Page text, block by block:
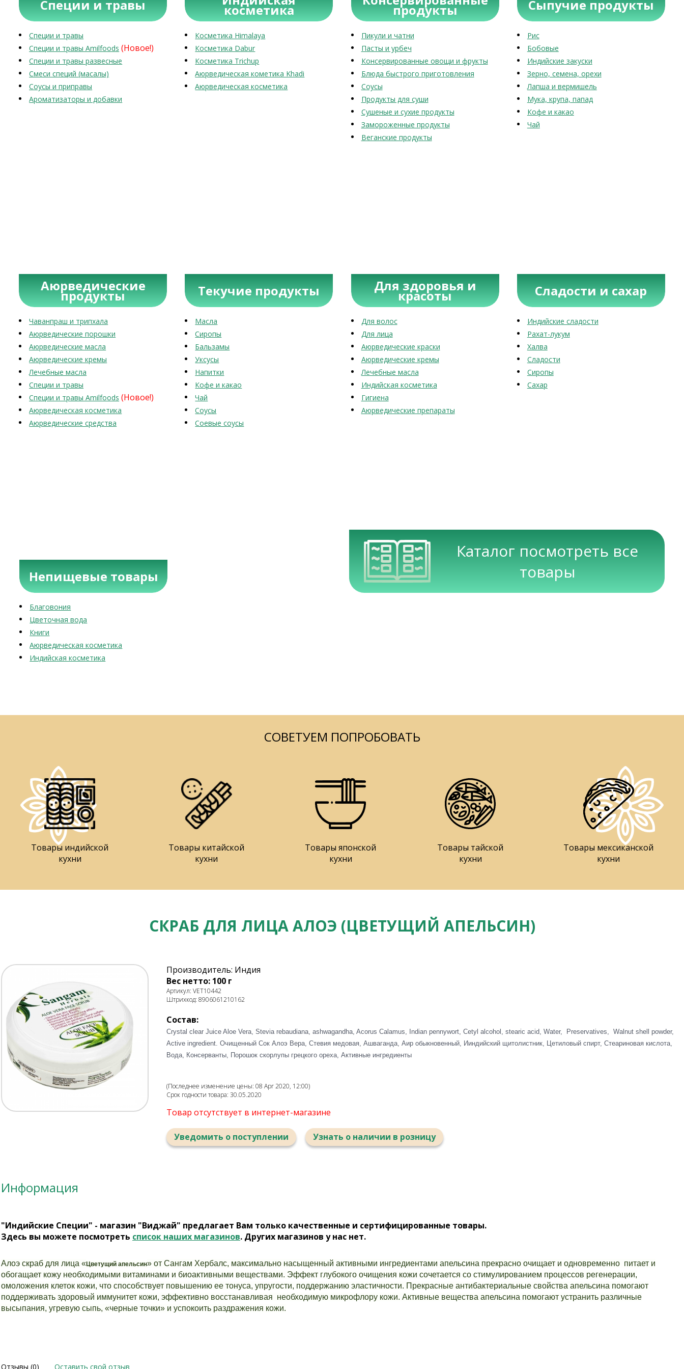
Специи и травы
Специи и травы
Специи и травы Amilfoods (Новое!)
Специи и травы развесные
Смеси специй (масалы)
Соусы и приправы
Ароматизаторы и добавки
косметика
Косметика Himalaya
Косметика Dabur
Косметика Trichup
Аюрведическая кометика Khadi
Аюрведическая косметика
продукты
Пикули и чатни
Пасты и урбеч
Консервированные овощи и фрукты
Блюда быстрого приготовления
Соусы
Продукты для суши
Сушеные и сухие продукты
Замороженные продукты
Веганские продукты
Сыпучие продукты
Рис
Бобовые
Индийские закуски
Зерно, семена, орехи
Лапша и вермишель
Мука, крупа, папад
Кофе и какао
Чай
Аюрведические
продукты
Чаванпраш и трипхала
Аюрведические порошки
Аюрведические масла
Аюрведические кремы
Лечебные масла
Специи и травы
Специи и травы Amilfoods (Новое!)
Аюрведическая косметика
Аюрведические средства
Текучие продукты
Масла
Сиропы
Бальзамы
Уксусы
Напитки
Кофе и какао
Чай
Соусы
Соевые соусы
Для здоровья и
красоты
Для волос
Для лица
Аюрведические краски
Аюрведические кремы
Лечебные масла
Индийская косметика
Гигиена
Аюрведические препараты
Сладости и сахар
Индийские сладости
Рахат-лукум
Халва
Сладости
Сиропы
Сахар
Непищевые товары
Благовония
Цветочная вода
Книги
Аюрведическая косметика
Индийская косметика
Каталог посмотреть все
товары
СОВЕТУЕМ ПОПРОБОВАТЬ
Товары индийской
кухни
Товары китайской
кухни
Товары японской
кухни
Товары тайской
кухни
Товары мексиканской
кухни
СКРАБ ДЛЯ ЛИЦА АЛОЭ (ЦВЕТУЩИЙ АПЕЛЬСИН)
Производитель: Индия
Вес нетто: 100 г
Артикул: VET10442
Штрихкод: 8906061210162
Состав:
Crystal clear Juice Aloe Vera, Stevia rebaudiana, ashwagandha, Acorus Calamus, Indian pennywort, Cetyl alcohol, stearic acid, Water, Preservatives, Walnut shell powder,
Active ingredient. Очищенный Сок Алоэ Вера, Стевия медовая, Ашваганда, Аир обыкновенный, Ииндийский щитолистник, Цетиловый спирт, Стеариновая кислота,
Вода, Консерванты, Порошок скорлупы грецкого ореха, Активные ингредиенты
(Последнее изменение цены: 08 Apr 2020, 12:00)
Срок годности товара: 30.05.2020
Товар отсутствует в интернет-магазине
Уведомить о поступлении Узнать о наличии в розницу
Информация
"Индийские Специи" - магазин "Виджай" предлагает Вам только качественные и сертифицированные товары.
Здесь вы можете посмотреть список наших магазинов. Других магазинов у нас нет.
Алоэ скраб для лица « Цветущий апельсин» от Сангам Хербалс, максимально насыщенный активными ингредиентами апельсина прекрасно очищает и одновременно питает и
обогащает кожу необходимыми витаминами и биоактивными веществами. Эффект глубокого очищения кожи сочетается со стимулированием процессов регенерации,
омоложения клеток кожи, что способствует повышению ее тонуса, упругости, поддержанию эластичности. Прекрасные антибактериальные свойства апельсина помогают
поддерживать здоровый иммунитет кожи, эффективно восстанавливая необходимую микрофлору кожи. Активные вещества апельсина помогают устранить различные
высыпания, угревую сыпь, «черные точки» и успокоить раздражения кожи.
Отзывы (0) Оставить свой отзыв